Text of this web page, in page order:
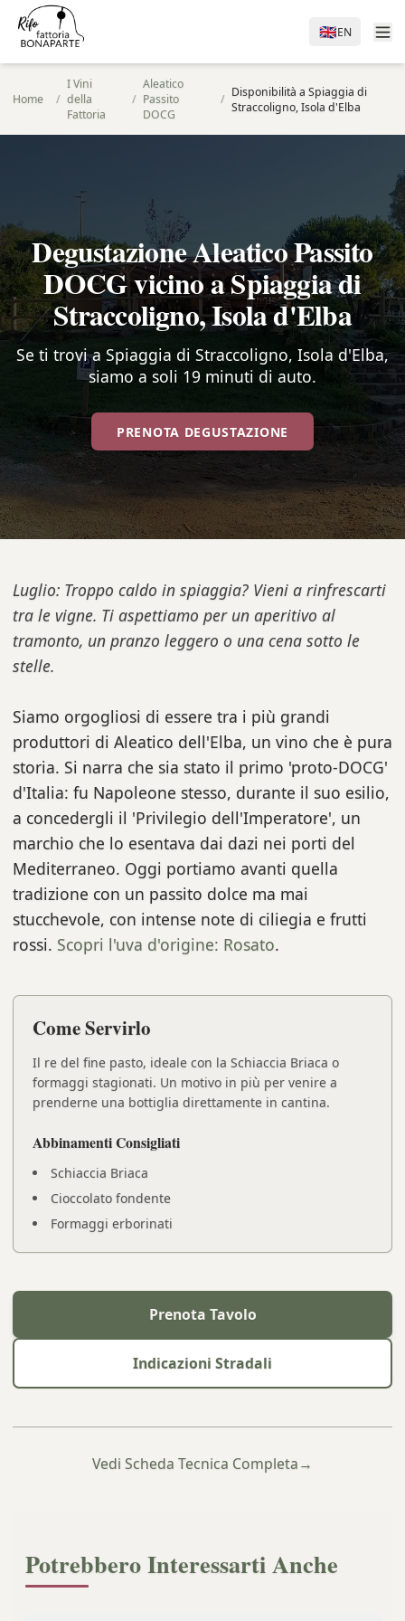
🇬🇧EN
Home /
I Vini
della
Fattoria
/
Aleatico
Passito
DOCG
/ Disponibilità a Spiaggia di
Straccoligno, Isola d'Elba
Degustazione Aleatico Passito
DOCG vicino a Spiaggia di
Straccoligno, Isola d'Elba
Se ti trovi a Spiaggia di Straccoligno, Isola d'Elba,
siamo a soli 19 minuti di auto.
PRENOTA DEGUSTAZIONE
Luglio: Troppo caldo in spiaggia? Vieni a rinfrescarti
tra le vigne. Ti aspettiamo per un aperitivo al
tramonto, un pranzo leggero o una cena sotto le
stelle.
Siamo orgogliosi di essere tra i più grandi
produttori di Aleatico dell'Elba, un vino che è pura
storia. Si narra che sia stato il primo 'proto-DOCG'
d'Italia: fu Napoleone stesso, durante il suo esilio,
a concedergli il 'Privilegio dell'Imperatore', un
marchio che lo esentava dai dazi nei porti del
Mediterraneo. Oggi portiamo avanti quella
tradizione con un passito dolce ma mai
stucchevole, con intense note di ciliegia e frutti
rossi. Scopri l'uva d'origine: Rosato.
Come Servirlo
Il re del fine pasto, ideale con la Schiaccia Briaca o
formaggi stagionati. Un motivo in più per venire a
prenderne una bottiglia direttamente in cantina.
Abbinamenti Consigliati
Schiaccia Briaca
Cioccolato fondente
Formaggi erborinati
Prenota Tavolo
Indicazioni Stradali
Vedi Scheda Tecnica Completa→
Potrebbero Interessarti Anche